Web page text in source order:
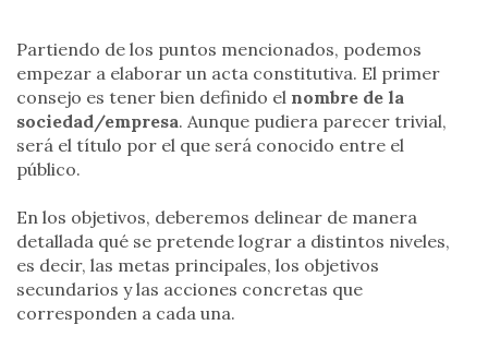
Partiendo de los puntos mencionados, podemos
empezar a elaborar un acta constitutiva. El primer
consejo es tener bien definido el nombre de la
sociedad/empresa. Aunque pudiera parecer trivial,
será el título por el que será conocido entre el
público.
En los objetivos, deberemos delinear de manera
detallada qué se pretende lograr a distintos niveles,
es decir, las metas principales, los objetivos
secundarios y las acciones concretas que
corresponden a cada una.